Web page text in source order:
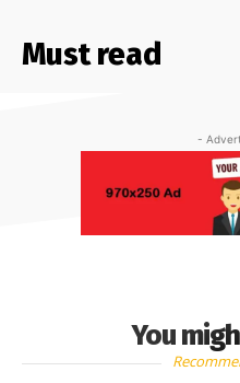
Must read
-
You